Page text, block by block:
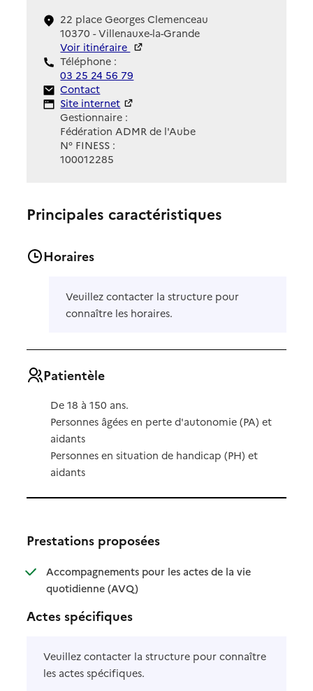
22 place Georges Clemenceau
10370 - Villenauxe-la-Grande
Voir itinéraire
Téléphone :
03 25 24 56 79
Contact
Contact
Site Internet
Site internet
Gestionnaire :
Fédération ADMR de l'Aube
N° FINESS :
100012285
Principales caractéristiques
Horaires
Veuillez contacter la structure pour
connaître les horaires.
Patientèle
De 18 à 150 ans.
Personnes âgées en perte d'autonomie (PA) et
aidants
Personnes en situation de handicap (PH) et
aidants
Prestations proposées
Accompagnements pour les actes de la vie
quotidienne (AVQ): disponible
: non disponible
Actes spécifiques
Veuillez contacter la structure pour connaître
les actes spécifiques.